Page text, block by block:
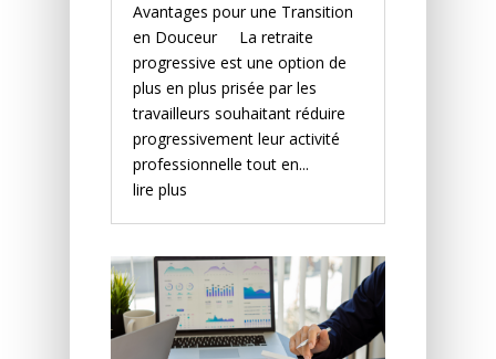
Avantages pour une Transition
en Douceur La retraite
progressive est une option de
plus en plus prisée par les
travailleurs souhaitant réduire
progressivement leur activité
professionnelle tout en...
lire plus